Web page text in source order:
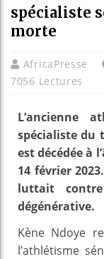
spécialiste
morte
AfricaPresse
7056 Lectures
L’ancienne
spécialiste du
est décédée à
14 février
luttait
dégénérative.
Kène Ndoye
l’athlétisme